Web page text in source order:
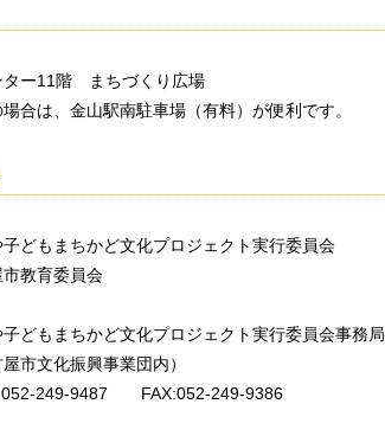
ター11階 まちづくり広場
合は、金山駅南駐車場（有料）が便利です。
もまちかど文化プロジェクト実行委員会
教育委員会
子どもまちかど文化プロジェクト実行委員会事務局
化振興事業団内）
9487 FAX:052-249-9386